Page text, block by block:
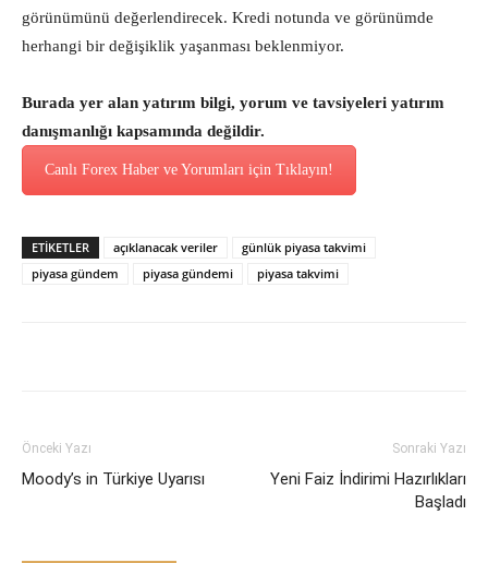
görünümünü değerlendirecek. Kredi notunda ve görünümde
herhangi bir değişiklik yaşanması beklenmiyor.
Burada yer alan yatırım bilgi, yorum ve tavsiyeleri yatırım
danışmanlığı kapsamında değildir.
Canlı Forex Haber ve Yorumları için Tıklayın!
ETİKETLER açıklanacak veriler
günlük piyasa takvimi
piyasa gündem
piyasa gündemi piyasa takvimi
Önceki Yazı
Moody’s in Türkiye Uyarısı
Sonraki Yazı
Yeni Faiz İndirimi Hazırlıkları
Başladı